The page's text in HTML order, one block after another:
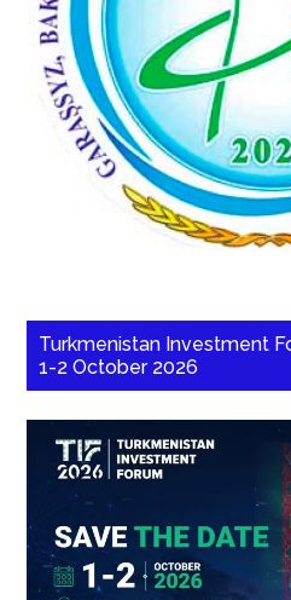
Turkmenistan Investment
1-2 October 2026